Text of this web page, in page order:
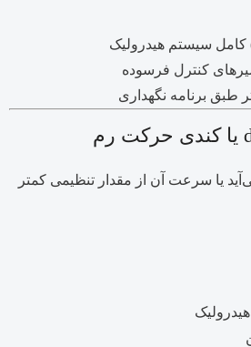
کنترل فرسوده
طبق برنامه نگهداری
یا سرعت آن از مقدار تنظیمی کمتر